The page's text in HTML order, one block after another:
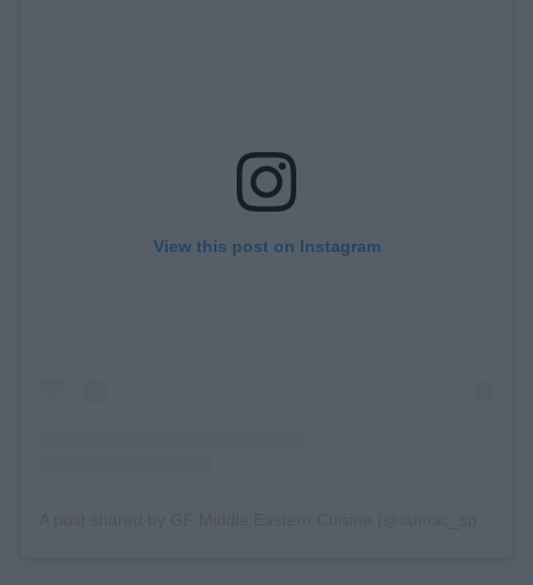
View this post on Instagram